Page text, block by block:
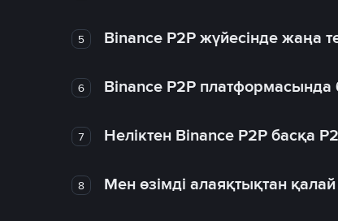
5 Binance P2P жүйесінде жаңа
6 Binance P2P платформасында
7 Неліктен Binance P2P басқа
8 Мен өзімді алаяқтықтан